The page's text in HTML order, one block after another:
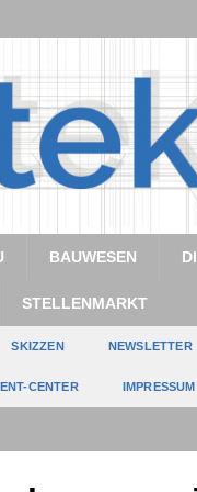
BAUWESEN
STELLENMARKT
SKIZZEN NEWSLETTER
CENTER IMPRESSUM